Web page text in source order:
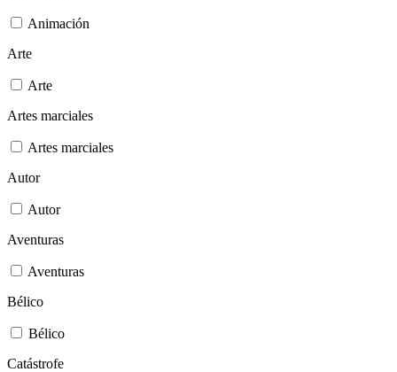
Animación
Arte
Arte
Artes marciales
Artes marciales
Autor
Autor
Aventuras
Aventuras
Bélico
Bélico
Catástrofe